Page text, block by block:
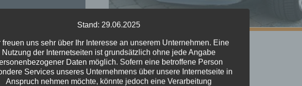
Stand: 29.06.2025
freuen uns sehr über Ihr Interesse an unserem Unternehmen. Eine
Nutzung der Internetseiten ist grundsätzlich ohne jede Angabe
Daten möglich. Sofern eine betroffene Person
Services unseres Unternehmens über unsere Internetseite in
Anspruch nehmen möchte, könnte jedoch eine Verarbeitung